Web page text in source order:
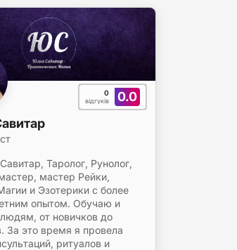
0.0
0
відгуків
Таролог, Рунолог,
мастер Рейки,
и Эзотерики с более
опытом. Обучаю и
от новичков до
За это время я провела
ритуалов и